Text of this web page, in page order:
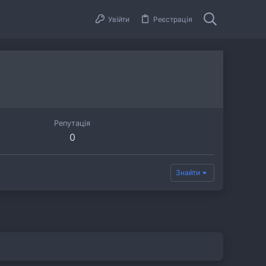
Увійти Реєстрація
Репутація
0
Знайти